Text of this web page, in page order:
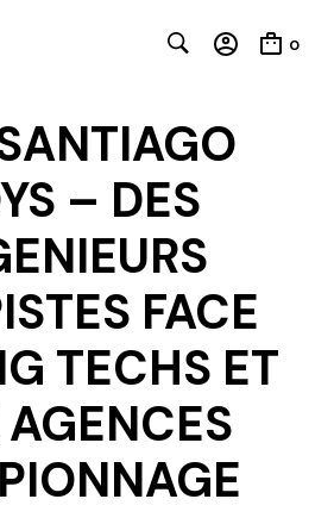
0
– DES
FACE
TECHS ET